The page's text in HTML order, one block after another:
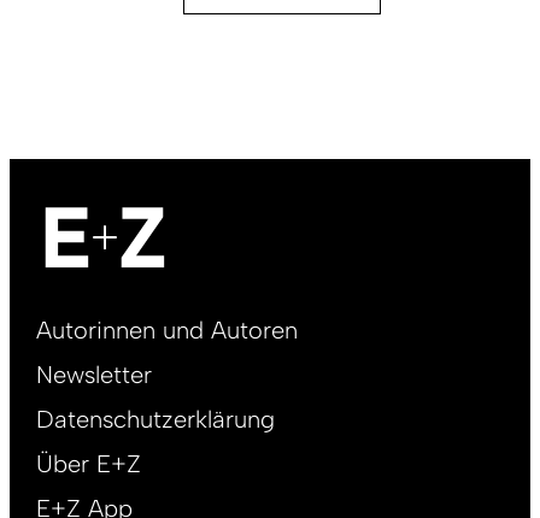
Footer
DE
Autorinnen und Autoren
Newsletter
Datenschutzerklärung
Über E+Z
E+Z App